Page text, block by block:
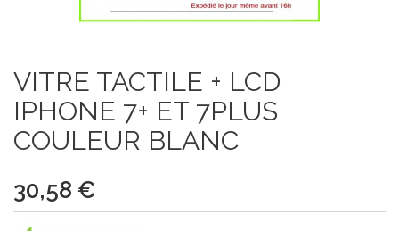
VITRE TACTILE + LCD
IPHONE 7+ ET 7PLUS
COULEUR BLANC
30,58 €